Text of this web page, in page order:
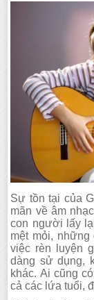
Sự tồn tại của
mãn về âm
con người lấy
mệt mỏi,
việc rèn luyện
dàng sử dụng,
khác. Ai cũng
cả các lứa tuổi,